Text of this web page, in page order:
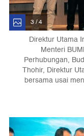
3 / 4
Direktur Utama
Menteri
Perhubungan,
Thohir, Direktur
bersama usai